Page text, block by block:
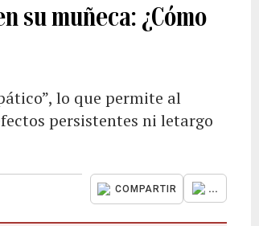
su muñeca: ¿Cómo
lo que permite al
persistentes ni letargo
COMPARTIR ...